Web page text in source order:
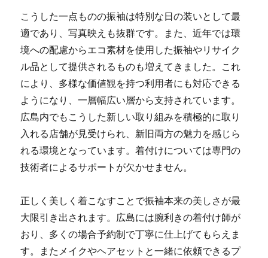
こうした一点ものの振袖は特別な日の装いとして最
適であり、写真映えも抜群です。また、近年では環
境への配慮からエコ素材を使用した振袖やリサイク
ル品として提供されるものも増えてきました。これ
により、多様な価値観を持つ利用者にも対応できる
ようになり、一層幅広い層から支持されています。
広島内でもこうした新しい取り組みを積極的に取り
入れる店舗が見受けられ、新旧両方の魅力を感じら
れる環境となっています。着付けについては専門の
技術者によるサポートが欠かせません。
正しく美しく着こなすことで振袖本来の美しさが最
大限引き出されます。広島には腕利きの着付け師が
おり、多くの場合予約制で丁寧に仕上げてもらえま
す。またメイクやヘアセットと一緒に依頼できるプ